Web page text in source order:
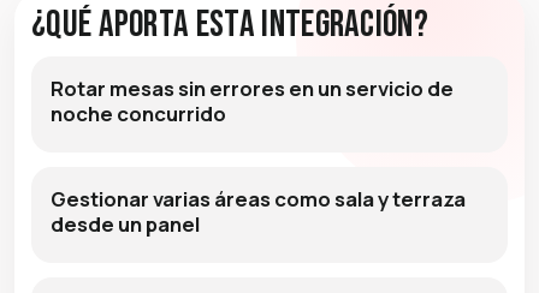
¿Qué aporta esta integración?
Rotar mesas sin errores en un servicio de
noche concurrido
Gestionar varias áreas como sala y terraza
desde un panel